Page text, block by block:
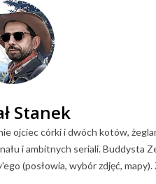
Stanek
ojciec córki i dwóch kotów,
i ambitnych seriali.
(posłowia, wybór zdjęć,